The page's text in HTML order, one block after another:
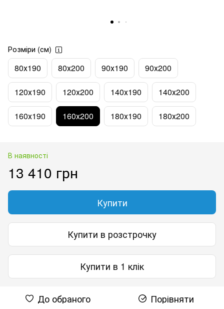
Розміри (см)
80х190 80х200 90х190 90х200
120х190 120х200 140х190 140х200
160х190 160х200 180х190 180х200
В наявності
13 410 грн
Купити
Купити в розстрочку
Купити в 1 клік
До обраного Порівняти